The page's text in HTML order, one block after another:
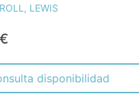
LEWIS
disponibilidad